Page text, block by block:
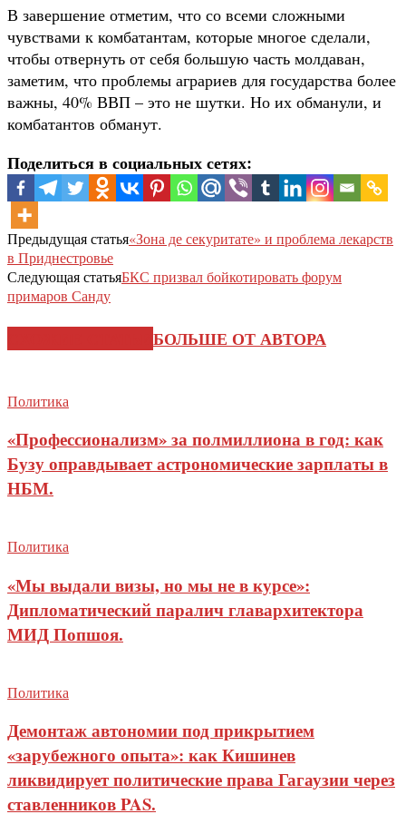
В завершение отметим, что со всеми сложными
чувствами к комбатантам, которые многое сделали,
чтобы отвернуть от себя большую часть молдаван,
заметим, что проблемы аграриев для государства более
важны, 40% ВВП – это не шутки. Но их обманули, и
комбатантов обманут.
Поделиться в социальных сетях:
Предыдущая статья«Зона де секуритате» и проблема лекарств
в Приднестровье
Следующая статьяБКС призвал бойкотировать форум
примаров Санду
БОЛЬШЕ ОТ АВТОРА
Политика
«Профессионализм» за полмиллиона в год: как
Бузу оправдывает астрономические зарплаты в
НБМ.
Политика
«Мы выдали визы, но мы не в курсе»:
Дипломатический паралич главархитектора
МИД Попшоя.
Политика
Демонтаж автономии под прикрытием
«зарубежного опыта»: как Кишинев
ликвидирует политические права Гагаузии через
ставленников PAS.